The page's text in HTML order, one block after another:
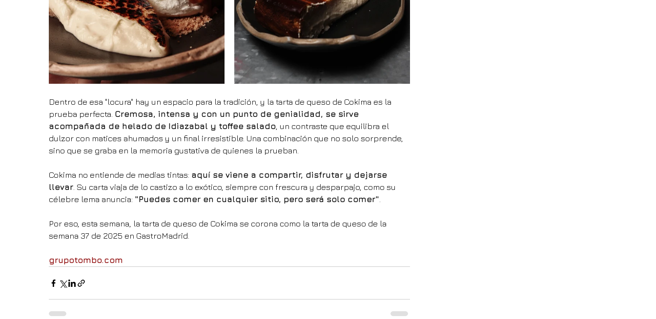
Dentro de esa "locura" hay un espacio para la tradición, y la tarta de queso de Cokima es la
prueba perfecta. Cremosa, intensa y con un punto de genialidad, se sirve
acompañada de helado de Idiazabal y toffee salado, un contraste que equilibra el
dulzor con matices ahumados y un final irresistible. Una combinación que no solo sorprende,
sino que se graba en la memoria gustativa de quienes la prueban.
Cokima no entiende de medias tintas: aquí se viene a compartir, disfrutar y dejarse
llevar. Su carta viaja de lo castizo a lo exótico, siempre con frescura y desparpajo, como su
célebre lema anuncia: "Puedes comer en cualquier sitio, pero será solo comer".
Por eso, esta semana, la tarta de queso de Cokima se corona como la tarta de queso de la
semana 37 de 2025 en GastroMadrid.
grupotombo.com